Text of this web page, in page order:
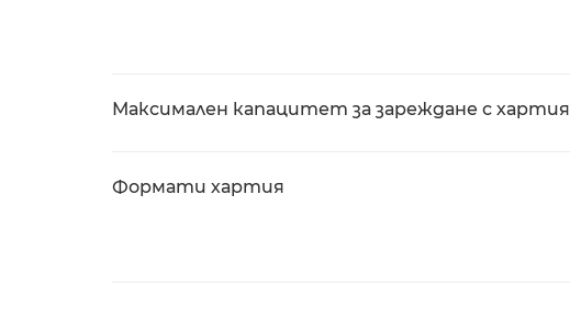
Максимален капацитет за зареждане с хартия
Формати хартия